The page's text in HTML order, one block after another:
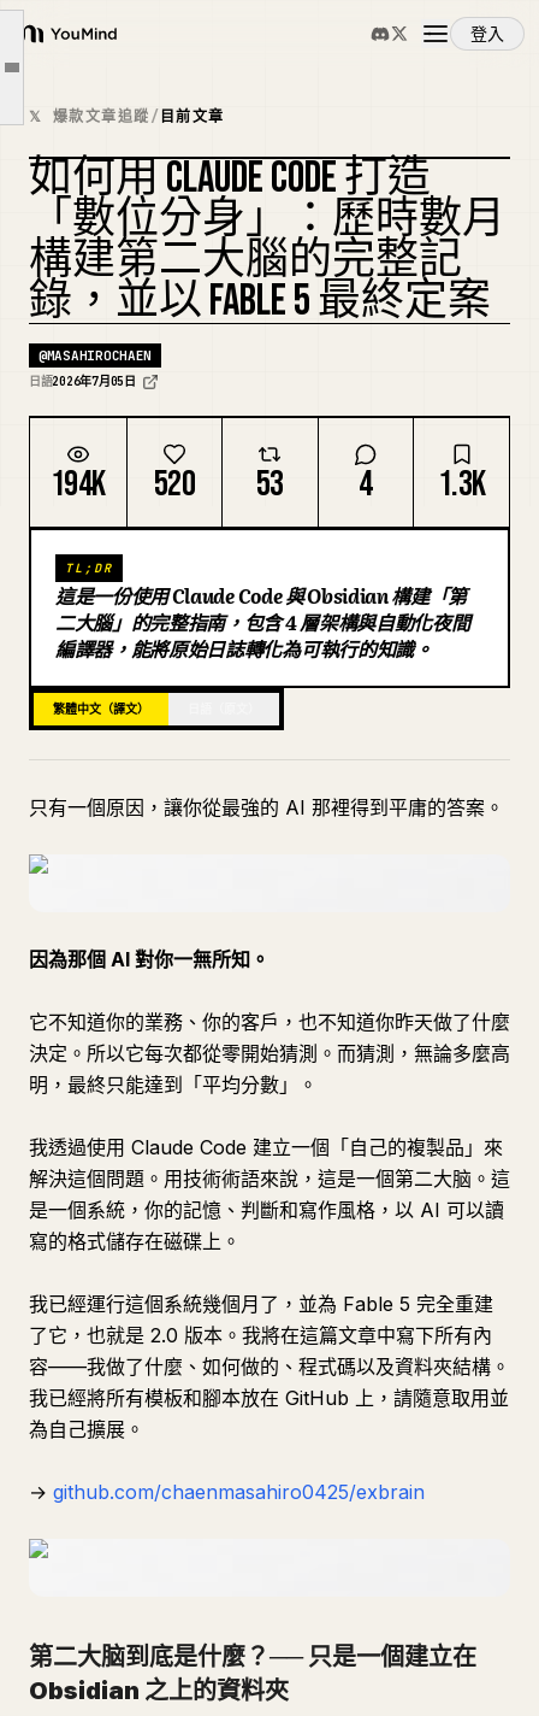
YouMind
登入
概覽
使用案例
技能
提示詞
定價
下載
部落格
更新
文章大綱
所以我將它劃分為「4 個層級」── 2.0 設計
讓大腦保持活力的「循環」
然後 Fable 5 來了 ── 我丟掉了 80% 我培養出來的「指令」
總結 ── 建立「自己的複製品」的 7 個步驟
𝕏 爆款文章追蹤/ 目前文章
複刻封面
如何用 CLAUDE CODE 打造
「數位分身」：歷時數月
構建第二大腦的完整記
錄，並以 FABLE 5 最終定案
@MASAHIROCHAEN
日語2026年7月05日
194K 520 53 4 1.3K
TL;DR
這是一份使用 Claude Code 與 Obsidian 構建「第
二大腦」的完整指南，包含 4 層架構與自動化夜間
編譯器，能將原始日誌轉化為可執行的知識。
繁體中文（譯文）
只有一個原因，讓你從最強的 AI 那裡得到平庸的答案。
因為那個 AI 對你一無所知。
它不知道你的業務、你的客戶，也不知道你昨天做了什麼
決定。所以它每次都從零開始猜測。而猜測，無論多麼高
明，最終只能達到「平均分數」。
我透過使用 Claude Code 建立一個「自己的複製品」來
解決這個問題。用技術術語來說，這是一個第二大脑。這
是一個系統，你的記憶、判斷和寫作風格，以 AI 可以讀
寫的格式儲存在磁碟上。
我已經運行這個系統幾個月了，並為 Fable 5 完全重建
了它，也就是 2.0 版本。我將在這篇文章中寫下所有內
容——我做了什麼、如何做的、程式碼以及資料夾結構。
我已經將所有模板和腳本放在 GitHub 上，請隨意取用並
為自己擴展。
→ github.com/chaenmasahiro0425/exbrain
第二大脑到底是什麼？── 只是一個建立在
Obsidian 之上的資料夾